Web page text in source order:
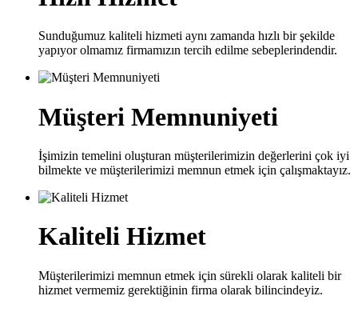
Sunduğumuz kaliteli hizmeti aynı zamanda hızlı bir şekilde
yapıyor olmamız firmamızın tercih edilme sebeplerindendir.
Müşteri Memnuniyeti
İşimizin temelini oluşturan müşterilerimizin değerlerini çok iyi
bilmekte ve müşterilerimizi memnun etmek için çalışmaktayız.
Kaliteli Hizmet
Müşterilerimizi memnun etmek için sürekli olarak kaliteli bir
hizmet vermemiz gerektiğinin firma olarak bilincindeyiz.